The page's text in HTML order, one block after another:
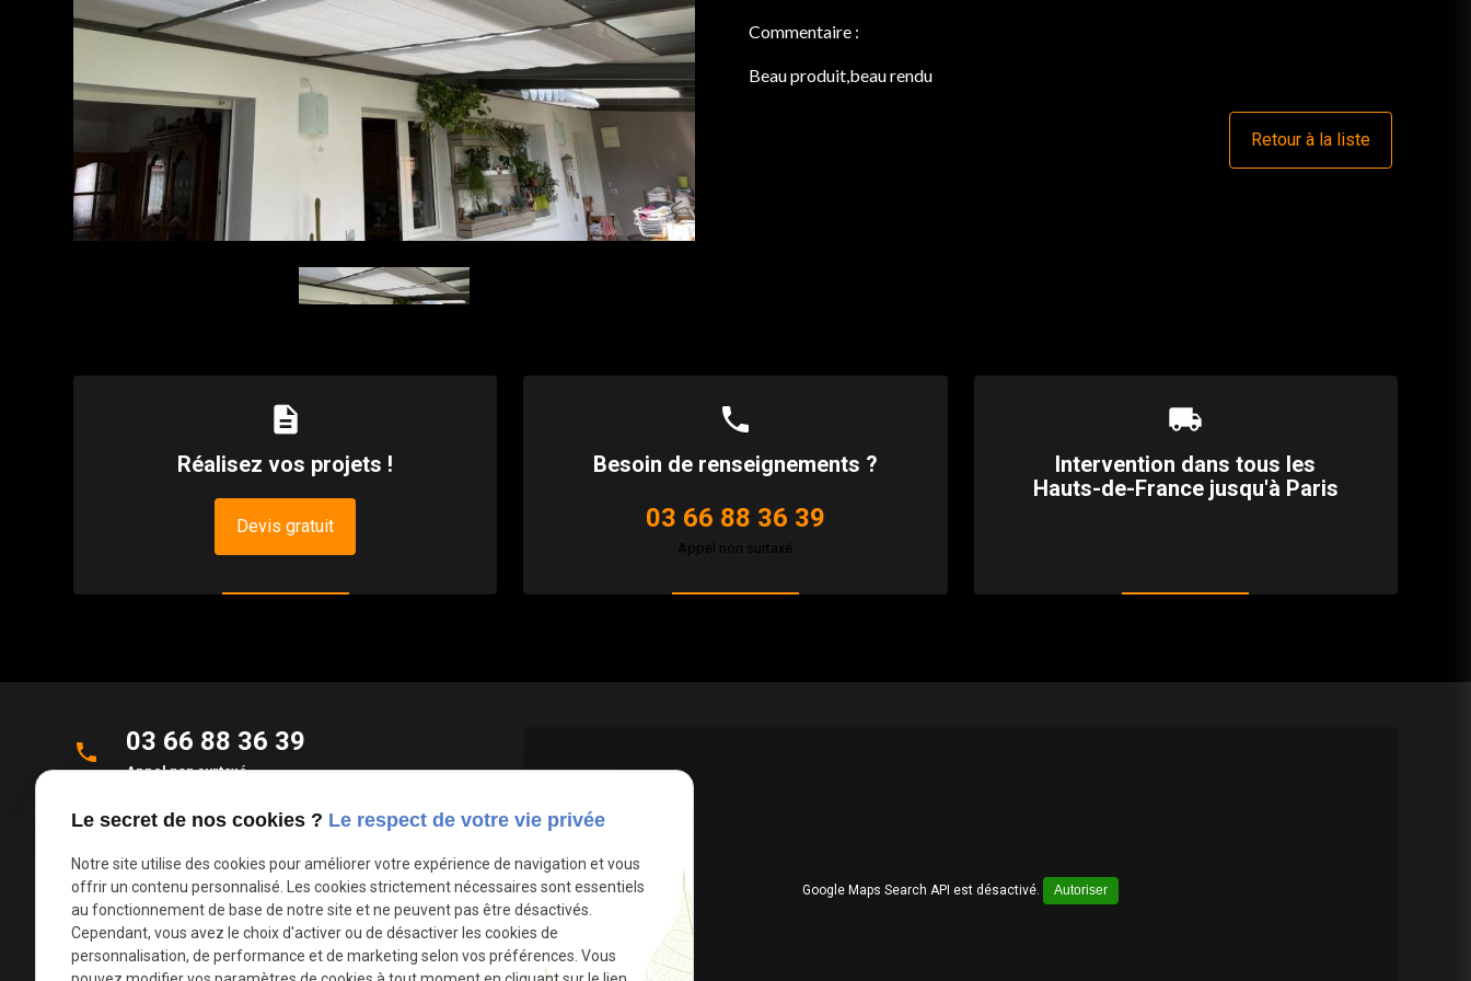
Commentaire :
Beau produit,beau rendu
Retour à la liste
description
Réalisez vos projets !
Devis gratuit
phone
Besoin de renseignements ?
03 66 88 36 39
Appel non surtaxé
local_shipping
Intervention dans tous les
Hauts-de-France jusqu'à Paris
phone 03 66 88 36 39
Appel non surtaxé
place
Allée des Roseaux
59270 Bailleul
mail contact@deco-stores.com
Google Maps Search API est désactivé. Autoriser
Le secret de nos cookies ? Le respect de votre vie privée
Notre site utilise des cookies pour améliorer votre expérience de navigation et vous
offrir un contenu personnalisé. Les cookies strictement nécessaires sont essentiels
au fonctionnement de base de notre site et ne peuvent pas être désactivés.
Cependant, vous avez le choix d'activer ou de désactiver les cookies de
personnalisation, de performance et de marketing selon vos préférences. Vous